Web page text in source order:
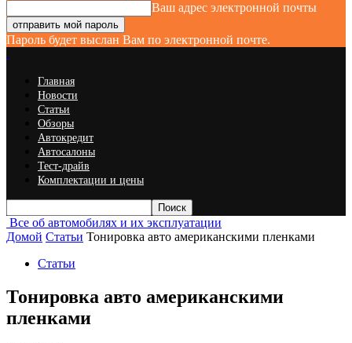
Ваш адрес электронной почты
Пароль будет выслан Вам по электронной почте.
Главная
Новости
Статьи
Обзоры
Автокредит
Автосалоны
Тест-драйв
Комплектации и цены
Все об автомобилях и их эксплуатации
Домой Статьи Тонировка авто американскими пленками
Статьи
Тонировка авто американскими
пленками